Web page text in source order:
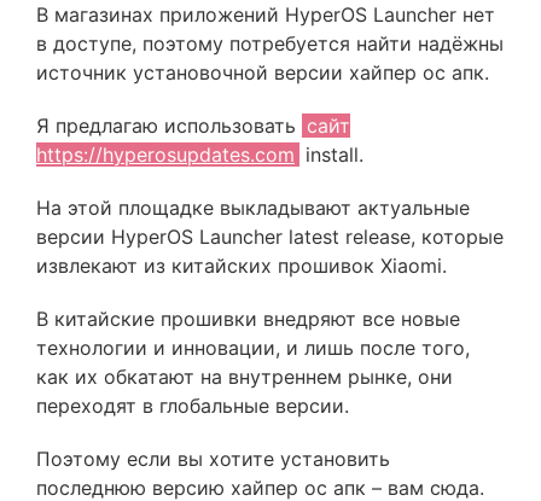
В магазинах приложений HyperOS Launcher нет
в доступе, поэтому потребуется найти надёжны
источник установочной версии хайпер ос апк.
Я предлагаю использовать сайт
https://hyperosupdates.com install.
На этой площадке выкладывают актуальные
версии HyperOS Launcher latest release, которые
извлекают из китайских прошивок Xiaomi.
В китайские прошивки внедряют все новые
технологии и инновации, и лишь после того,
как их обкатают на внутреннем рынке, они
переходят в глобальные версии.
Поэтому если вы хотите установить
последнюю версию хайпер ос апк – вам сюда.